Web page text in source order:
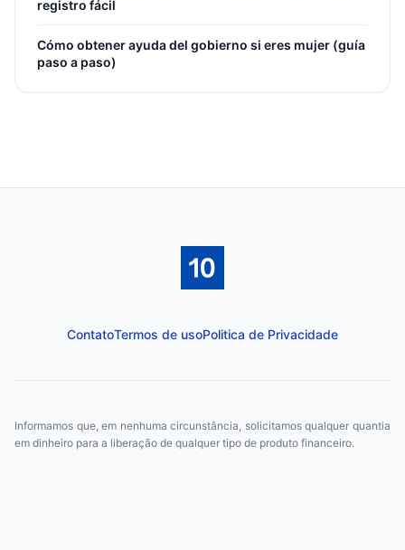
registro fácil
Cómo obtener ayuda del gobierno si eres mujer (guía
paso a paso)
ContatoTermos de usoPolitica de Privacidade
Informamos que, em nenhuma circunstância, solicitamos qualquer quantia
em dinheiro para a liberação de qualquer tipo de produto financeiro.